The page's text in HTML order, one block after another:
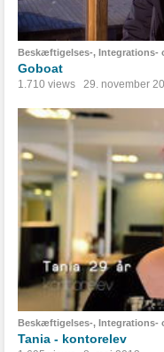
Beskæftigelses-, Integrations-
Goboat
1.710 views 29. november
Beskæftigelses-, Integrations-
Tania - kontorelev